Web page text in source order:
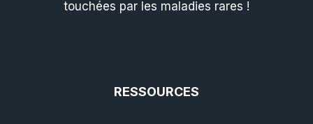
touchées par les maladies rares !
RESSOURCES